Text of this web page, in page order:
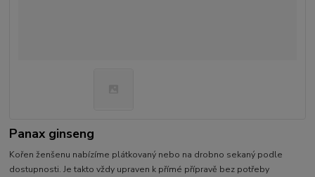
Panax ginseng
Kořen ženšenu nabízíme plátkovaný nebo na drobno sekaný podle
dostupnosti. Je takto vždy upraven k přímé přípravě bez potřeby